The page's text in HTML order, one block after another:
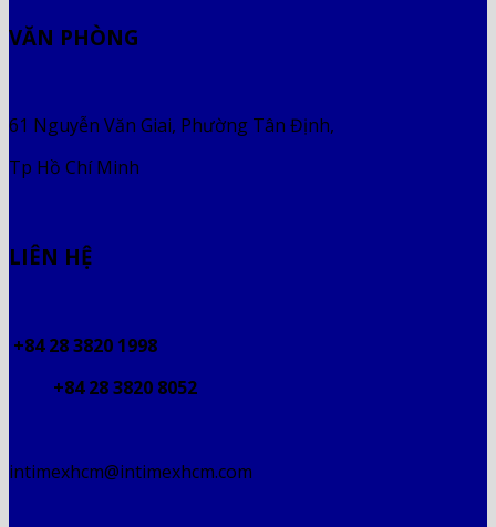
VĂN PHÒNG
61 Nguyễn Văn Giai, Phường Tân Định,
Tp Hồ Chí Minh
LIÊN HỆ
+84 28 3820 1998
+84 28 3820 8052
intimexhcm@intimexhcm.com